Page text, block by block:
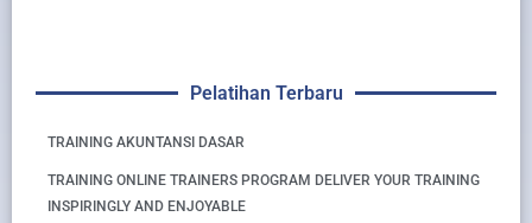
Pelatihan Terbaru
TRAINING AKUNTANSI DASAR
TRAINING ONLINE TRAINERS PROGRAM DELIVER YOUR TRAINING
INSPIRINGLY AND ENJOYABLE